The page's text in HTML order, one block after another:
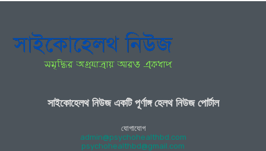
সাইকোহেলথ নিউজ একটি পূর্ণাঙ্গ হেলথ নিউজ পোর্টাল
যোগাযোগ
admin@psychohealthbd.com
psychohealthbd@gmail.com